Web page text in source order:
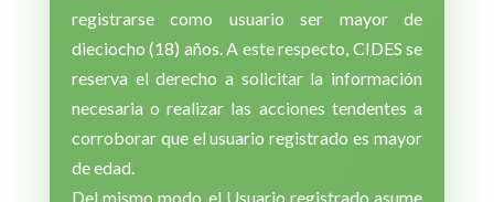
registrarse como usuario ser mayor de
dieciocho (18) años. A este respecto, CIDES se
reserva el derecho a solicitar la información
necesaria o realizar las acciones tendentes a
corroborar que el usuario registrado es mayor
de edad.
Del mismo modo, el Usuario registrado asume